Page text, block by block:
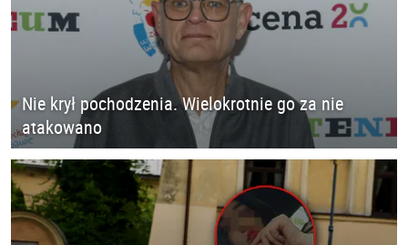
Nie krył pochodzenia. Wielokrotnie go za nie
atakowano